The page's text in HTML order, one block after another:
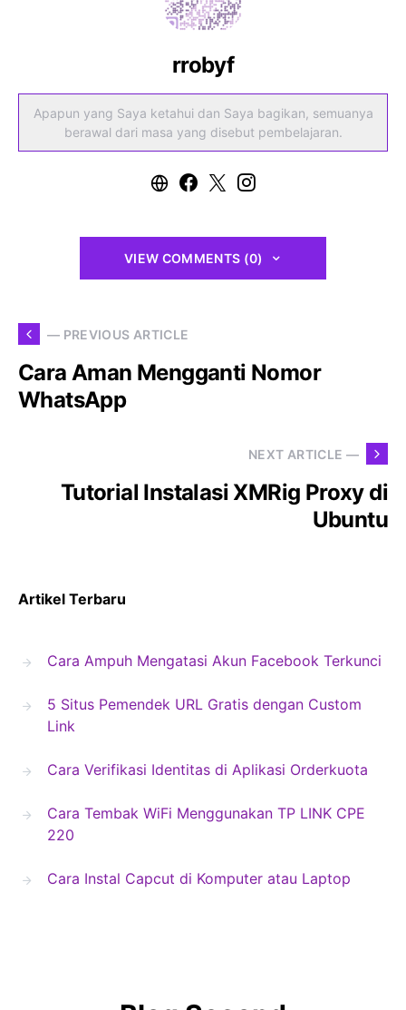
rrobyf
Apapun yang Saya ketahui dan Saya bagikan, semuanya
berawal dari masa yang disebut pembelajaran.
VIEW COMMENTS (0)
— PREVIOUS ARTICLE
Cara Aman Mengganti Nomor
WhatsApp
NEXT ARTICLE —
Tutorial Instalasi XMRig Proxy di
Ubuntu
Artikel Terbaru
Cara Ampuh Mengatasi Akun Facebook Terkunci
5 Situs Pemendek URL Gratis dengan Custom
Link
Cara Verifikasi Identitas di Aplikasi Orderkuota
Cara Tembak WiFi Menggunakan TP LINK CPE
220
Cara Instal Capcut di Komputer atau Laptop